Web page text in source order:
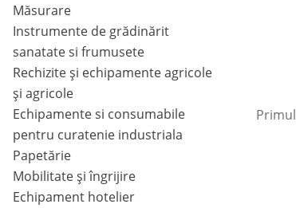
Măsurare
Instrumente de grădinărit
sanatate si frumusete
Rechizite și echipamente agricole
și agricole
Echipamente si consumabile
pentru curatenie industriala
Papetărie
Mobilitate și îngrijire
Echipament hotelier
Primul